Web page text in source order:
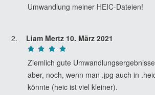
Umwandlung meiner HEIC-Dateien!
Liam Mertz 10. März 2021
Ziemlich gute
aber, noch, wenn man .jpg auch in
könnte (heic ist viel kleiner).